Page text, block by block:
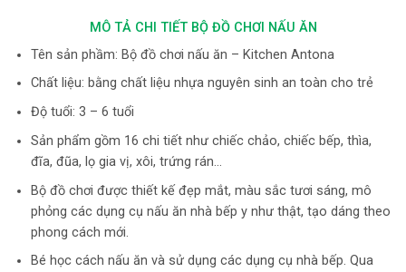
MÔ TẢ CHI TIẾT BỘ ĐỒ CHƠI NẤU ĂN
Tên sản phầm: Bộ đồ chơi nấu ăn – Kitchen Antona
Chất liệu: bằng chất liệu nhựa nguyên sinh an toàn cho trẻ
Độ tuổi: 3 – 6 tuổi
Sản phẩm gồm 16 chi tiết như chiếc chảo, chiếc bếp, thìa,
đĩa, đũa, lọ gia vị, xôi, trứng rán…
Bộ đồ chơi được thiết kế đẹp mắt, màu sắc tươi sáng, mô
phỏng các dụng cụ nấu ăn nhà bếp y như thật, tạo dáng theo
phong cách mới.
Bé học cách nấu ăn và sử dụng các dụng cụ nhà bếp. Qua